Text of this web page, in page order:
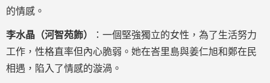
的情感。
李水晶（河智苑飾）
：一個堅強獨立的女性，為了生活努力
工作，性格直率但內心脆弱。她在峇里島與姜仁旭和鄭在民
相遇，陷入了情感的漩渦。